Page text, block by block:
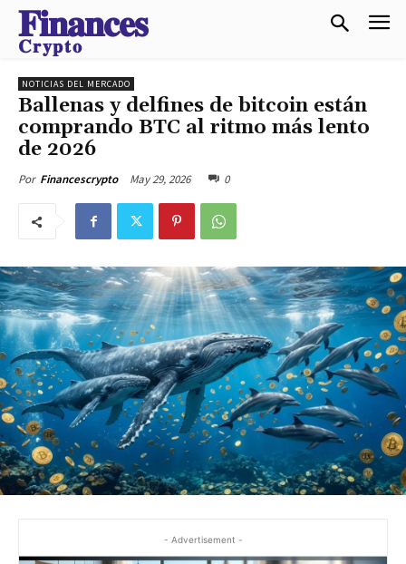
𝐅𝐢𝐧𝐚𝐧𝐜𝐞𝐬
𝐂𝐫𝐲𝐩𝐭𝐨
NOTICIAS DEL MERCADO
Ballenas y delfines de bitcoin están
comprando BTC al ritmo más lento
de 2026
Por Financescrypto May 29, 2026 0
- Advertisement -